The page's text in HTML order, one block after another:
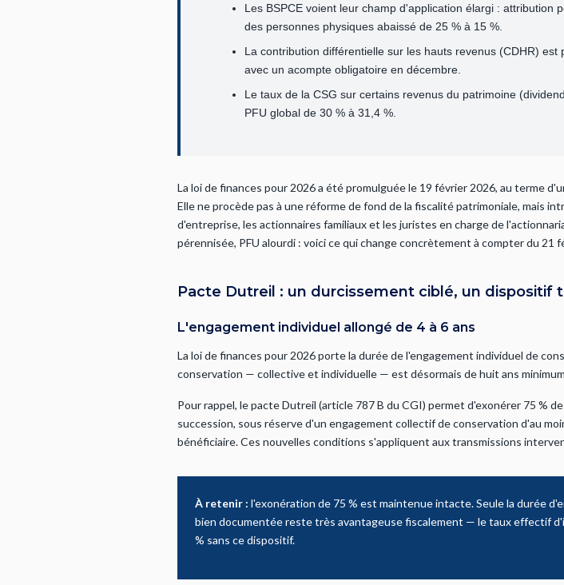
Les BSPCE voient leur champ d'application élargi : attribution
des personnes physiques abaissé de 25 % à 15 %.
La contribution différentielle sur les hauts revenus (CDHR)
avec un acompte obligatoire en décembre.
Le taux de la CSG sur certains revenus du patrimoine
PFU global de 30 % à 31,4 %.
La loi de finances pour 2026 a été promulguée le 19 février 2026, au terme
Elle ne procède pas à une réforme de fond de la fiscalité patrimoniale, mais
d'entreprise, les actionnaires familiaux et les juristes en charge de
pérennisée, PFU alourdi : voici ce qui change concrètement à compter du 21
Pacte Dutreil : un durcissement ciblé, un dispositif
L'engagement individuel allongé de 4 à 6 ans
La loi de finances pour 2026 porte la durée de l'engagement individuel de
conservation — collective et individuelle — est désormais de huit ans
Pour rappel, le pacte Dutreil (article 787 B du CGI) permet d'exonérer 75 %
succession, sous réserve d'un engagement collectif de conservation d'au
bénéficiaire. Ces nouvelles conditions s'appliquent aux transmissions
À retenir : l'exonération de 75 % est maintenue intacte. Seule la durée
bien documentée reste très avantageuse fiscalement — le taux effectif
% sans ce dispositif.